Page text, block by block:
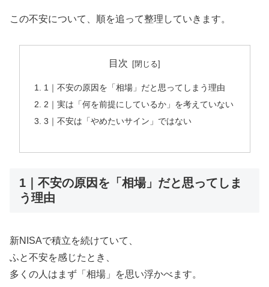
この不安について、順を追って整理していきます。
目次
1｜不安の原因を「相場」だと思ってしまう理由
2｜実は「何を前提にしているか」を考えていない
3｜不安は「やめたいサイン」ではない
1｜不安の原因を「相場」だと思ってしま
う理由
新NISAで積立を続けていて、
ふと不安を感じたとき、
多くの人はまず「相場」を思い浮かべます。